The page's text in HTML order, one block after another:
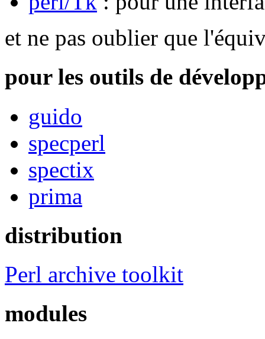
et ne pas oublier que
pour les outils de
guido
specperl
spectix
prima
distribution
Perl archive toolkit
modules